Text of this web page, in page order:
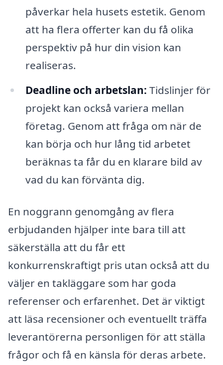
påverkar hela husets estetik. Genom
att ha flera offerter kan du få olika
perspektiv på hur din vision kan
realiseras.
Deadline och arbetslan: Tidslinjer för
projekt kan också variera mellan
företag. Genom att fråga om när de
kan börja och hur lång tid arbetet
beräknas ta får du en klarare bild av
vad du kan förvänta dig.
En noggrann genomgång av flera
erbjudanden hjälper inte bara till att
säkerställa att du får ett
konkurrenskraftigt pris utan också att du
väljer en takläggare som har goda
referenser och erfarenhet. Det är viktigt
att läsa recensioner och eventuellt träffa
leverantörerna personligen för att ställa
frågor och få en känsla för deras arbete.